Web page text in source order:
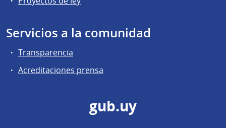
Servicios a la comunidad
Transparencia
Acreditaciones prensa
gub.uy